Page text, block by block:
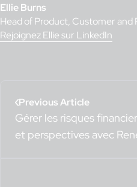
Ellie Burns
Head of Product, Customer
Rejoignez Ellie sur LinkedIn
Previous Article
Gérer les risques
et perspectives avec